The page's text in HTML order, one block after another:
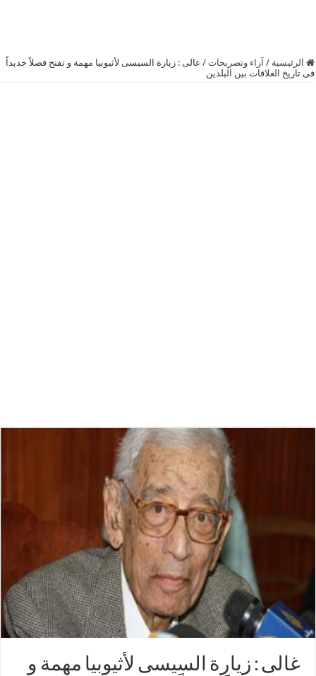
الرئيسية / آراء وتصريحات / غالى : زيارة السيسى لأثيوبيا مهمة و تفتح فصلاً جديداً
فى تاريخ العلاقات بين البلدين
غالى : زيارة السيسى لأثيوبيا مهمة و